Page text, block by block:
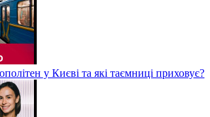
у Києві та які таємниці приховує?